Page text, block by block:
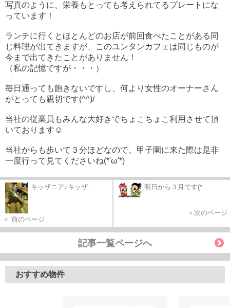
写真のように、栄養もとっても考えられてるプレートにな
っています！
ランチに行くとほとんどのお店が前回食べたことがある同
じ料理が出てきますが、このユンタンカフェは同じものが
今まで出てきたことがありません！
（私の記憶ですが・・・）
毎日通っても飽きないですし、何より女性のオーナーさん
がとっても親切です(^^)/
当社の従業員もみんな大好きでちょこちょこ利用させて頂
いております☺
当社からも歩いて３分ほどなので、甲子園に来た際は是非
一度行って見てくださいね(*'ω'*)
キッザニア♪キッザ...
＜ 前のページ
明日から３月です(*...
＞次のページ
記事一覧ページへ
おすすめ物件